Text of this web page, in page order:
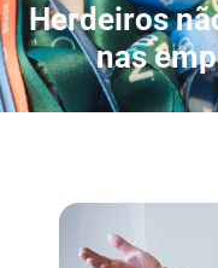
Herdeiros
nas